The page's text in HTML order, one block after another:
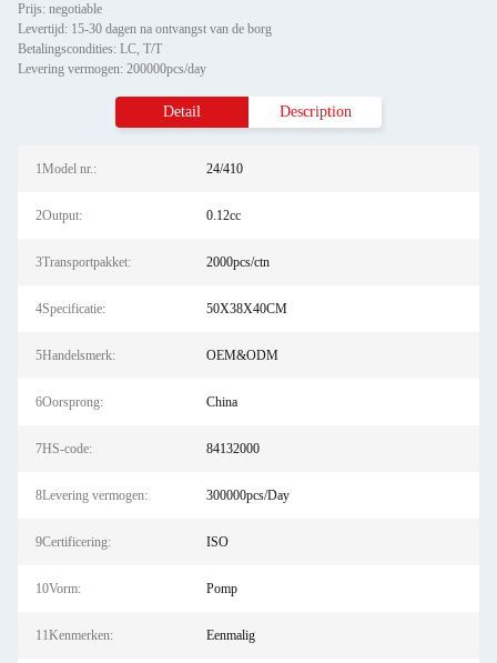
Prijs: negotiable
Levertijd: 15-30 dagen na ontvangst van de borg
Betalingscondities: LC, T/T
Levering vermogen: 200000pcs/day
Detail Description
1Model nr.: 24/410
2Output: 0.12cc
3Transportpakket: 2000pcs/ctn
4Specificatie: 50X38X40CM
5Handelsmerk: OEM&ODM
6Oorsprong: China
7HS-code: 84132000
8Levering vermogen: 300000pcs/Day
9Certificering: ISO
10Vorm: Pomp
11Kenmerken: Eenmalig